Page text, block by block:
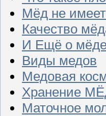
Мёд не
Качество
И Ещё о
Виды медов
Медовая
Хранение
Маточное